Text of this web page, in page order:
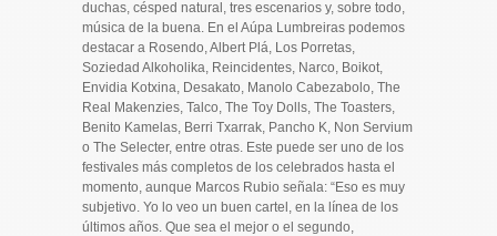
duchas, césped natural, tres escenarios y, sobre todo,
música de la buena. En el Aúpa Lumbreiras podemos
destacar a Rosendo, Albert Plá, Los Porretas,
Soziedad Alkoholika, Reincidentes, Narco, Boikot,
Envidia Kotxina, Desakato, Manolo Cabezabolo, The
Real Makenzies, Talco, The Toy Dolls, The Toasters,
Benito Kamelas, Berri Txarrak, Pancho K, Non Servium
o The Selecter, entre otras. Este puede ser uno de los
festivales más completos de los celebrados hasta el
momento, aunque Marcos Rubio señala: “Eso es muy
subjetivo. Yo lo veo un buen cartel, en la línea de los
últimos años. Que sea el mejor o el segundo,